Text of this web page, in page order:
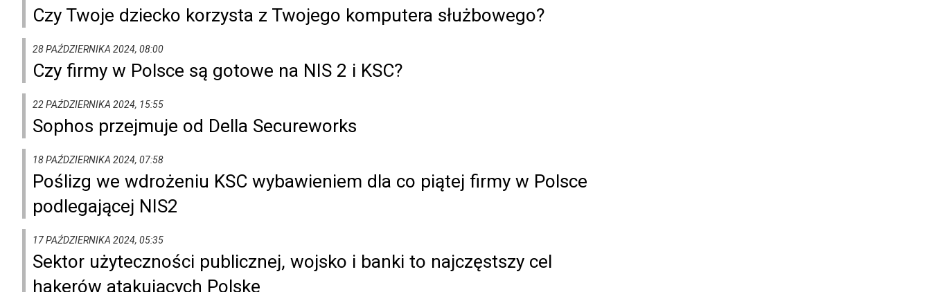
Czy Twoje dziecko korzysta z Twojego komputera służbowego?
28 PAŹDZIERNIKA 2024, 08:00
Czy firmy w Polsce są gotowe na NIS 2 i KSC?
22 PAŹDZIERNIKA 2024, 15:55
Sophos przejmuje od Della Secureworks
18 PAŹDZIERNIKA 2024, 07:58
Poślizg we wdrożeniu KSC wybawieniem dla co piątej firmy w Polsce
podlegającej NIS2
17 PAŹDZIERNIKA 2024, 05:35
Sektor użyteczności publicznej, wojsko i banki to najczęstszy cel
hakerów atakujących Polskę